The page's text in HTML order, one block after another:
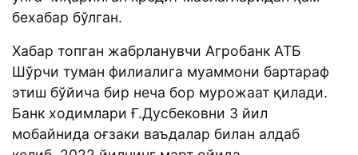
бехабар бўлган.
Хабар топган жабрланувчи Агробанк АТБ
Шўрчи туман филиалига муаммони бартараф
этиш бўйича бир неча бор мурожаат қилади.
Банк ходимлари Ғ.Дусбековни 3 йил
мобайнида оғзаки ваъдалар билан алдаб